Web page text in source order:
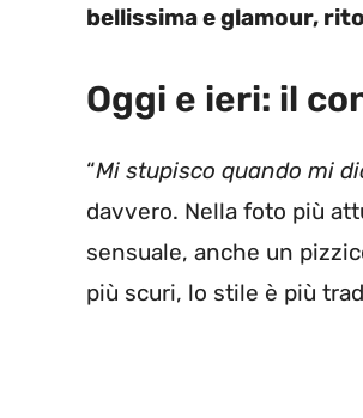
bellissima e glamour,
Oggi e ieri: il
“Mi stupisco quando mi
davvero. Nella foto più
sensuale, anche un
più scuri, lo stile è più